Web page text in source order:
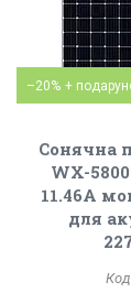
–20%
Сонячна
WX-
11.46A
для